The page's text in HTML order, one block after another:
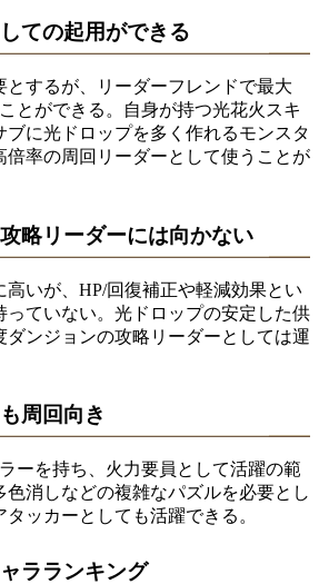
ての起用ができる
とするが、リーダーフレンドで最大
とができる。自身が持つ光花火スキ
ブに光ドロップを多く作れるモンスタ
倍率の周回リーダーとして使うことが
略リーダーには向かない
いが、HP/回復補正や軽減効果とい
っていない。光ドロップの安定した供
ダンジョンの攻略リーダーとしては運
周回向き
ーを持ち、火力要員として活躍の範
色消しなどの複雑なパズルを必要とし
ッカーとしても活躍できる。
ラランキング